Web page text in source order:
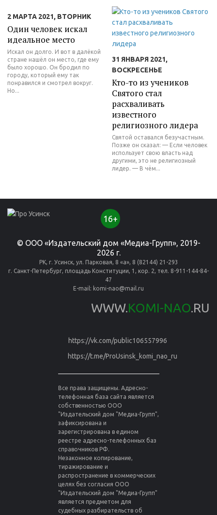
2 МАРТА 2021, ВТОРНИК
Один человек искал
идеальное место
Искал он долго. И вот в далёкой
стране нашёл он место, где ему
было хорошо. Он бродил по
городу, который ему так
понравился и смотрел вокруг.
Но...
31 ЯНВАРЯ 2021,
ВОСКРЕСЕНЬЕ
Кто-то из учеников
Святого стал
расхваливать
известного
религиозного лидера
Святой оставался безучастным.
Позже он сказал: — Если человек
использует свою власть над
другими, это не религиозный
лидер. — В чём...
16+
© ООО «Издательский дом «Медиа-Групп», 2019-
2026 г.
РК, г. Усинск, ул. Парковая, 8 «а», 8 (82144) 21-293
г. Санкт-Петербург, площадь Конституции, 1, кор. 2, тел. 8-911-144-84-
47
E-mail: komi-nao@mail.ru
WWW.KOMI-NAO.RU
https://vk.com/public106557996
https://t.me/ProUsinsk_komi_nao_ru
Все права защищены. Адресно-
телефонная база сайта является
собственностью ООО
"Издательский дом "Медиа-Групп",
зафиксирована и
зарегистрирована в едином
реестре адресно-телефонных баз
справочников РФ.
Незаконное копирование,
тиражирование и
распространение в коммерческих
целях без согласия ООО
"Издательский дом "Медиа-Групп"
является предметом для
судебных разбирательств об